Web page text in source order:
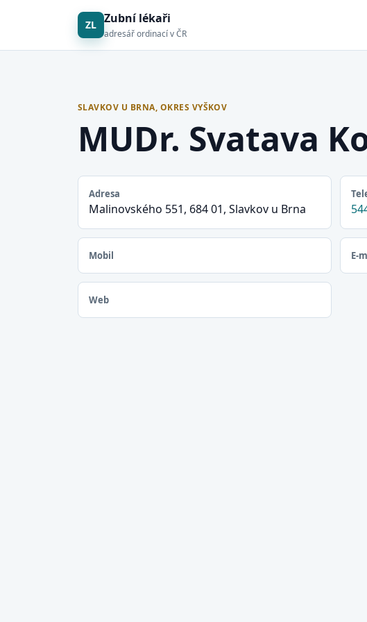
ZL Zubní lékaři
adresář ordinací v ČR
SLAVKOV U BRNA, OKRES VYŠKOV
MUDr. Svatava
Adresa
Malinovského 551, 684 01, Slavkov u Brna
Mobil E-
Web